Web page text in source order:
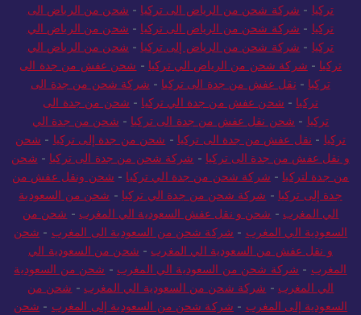
تركيا - شركة شحن من الرياض الى تركيا - شحن من الرياض الى
تركيا - شركة شحن من الرياض الى تركيا - شحن من الرياض الي
تركيا - شركة شحن من الرياض إلى تركيا - شحن من الرياض الي
تركيا - شركة شحن من الرياض الي تركيا - شحن عفش من جدة الى
تركيا - نقل عفش من جدة الى تركيا - شركة شحن من جدة الى
تركيا - شحن عفش من جدة الي تركيا - شحن من جدة الى
تركيا - شحن نقل عفش من جدة الى تركيا - شحن من جدة الي
تركيا - نقل عفش من جدة الى تركيا - شحن من جدة إلى تركيا - شحن
و نقل عفش من جدة الى تركيا - شركة شحن من جدة الى تركيا - شحن
من جدة لتركيا - شركة شحن من جدة الي تركيا - شحن ونقل عفش من
جدة إلى تركيا - شركة شحن من جدة الي تركيا - شحن من السعودية
الي المغرب - شحن و نقل عفش السعودية الي المغرب - شحن من
السعودية الي المغرب - شركة شحن من السعودية الى المغرب - شحن
و نقل عفش من السعودية الي المغرب - شحن من السعودية الي
المغرب - شركة شحن من السعودية الي المغرب - شحن من السعودية
الي المغرب - شركة شحن من السعودية الي المغرب - شحن من
السعودية إلى المغرب - شركة شحن من السعودية إلى المغرب - شحن